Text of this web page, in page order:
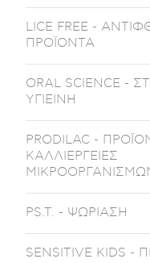
LICE FREE -
ΠΡΟΪΟΝΤΑ
ORAL SCIENCE -
ΥΓΙΕΙΝΗ
PRODILAC -
ΚΑΛΛΙΕΡΓΕΙΕΣ
PS.T. - ΨΩΡΙΑΣΗ
SENSITIVE KIDS -